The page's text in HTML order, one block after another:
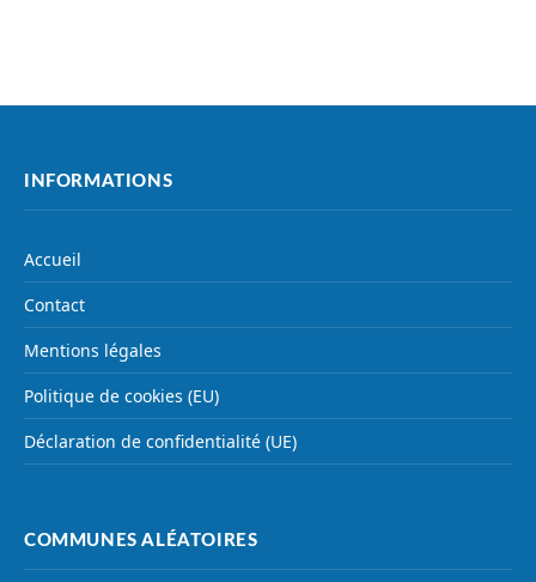
INFORMATIONS
Accueil
Contact
Mentions légales
Politique de cookies (EU)
Déclaration de confidentialité (UE)
COMMUNES ALÉATOIRES